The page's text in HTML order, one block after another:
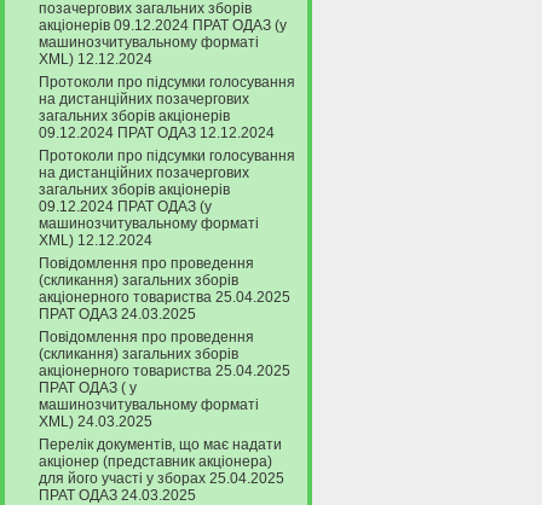
позачергових загальних зборів
акціонерів 09.12.2024 ПРАТ ОДАЗ (у
машинозчитувальному форматі
XML) 12.12.2024
Протоколи про підсумки голосування
на дистанційних позачергових
загальних зборів акціонерів
09.12.2024 ПРАТ ОДАЗ 12.12.2024
Протоколи про підсумки голосування
на дистанційних позачергових
загальних зборів акціонерів
09.12.2024 ПРАТ ОДАЗ (у
машинозчитувальному форматі
XML) 12.12.2024
Повідомлення про проведення
(скликання) загальних зборів
акціонерного товариства 25.04.2025
ПРАТ ОДАЗ 24.03.2025
Повідомлення про проведення
(скликання) загальних зборів
акціонерного товариства 25.04.2025
ПРАТ ОДАЗ ( у
машинозчитувальному форматі
XML) 24.03.2025
Перелік документів, що має надати
акціонер (представник акціонера)
для його участі у зборах 25.04.2025
ПРАТ ОДАЗ 24.03.2025